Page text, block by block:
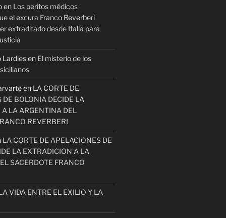
en Los peritos médicos
el excura Franco Reverberi
extraditado desde Italia para
Lardiesen El misterio de los
en LA CORTE DE
DE BOLONIA DECIDE LA
LA ARGENTINA DEL
REVERBERI
LA CORTE DE APELACIONES DE
LA EXTRADICION A LA
SACERDOTE FRANCO
VIDA ENTRE EL EXILIO Y LA